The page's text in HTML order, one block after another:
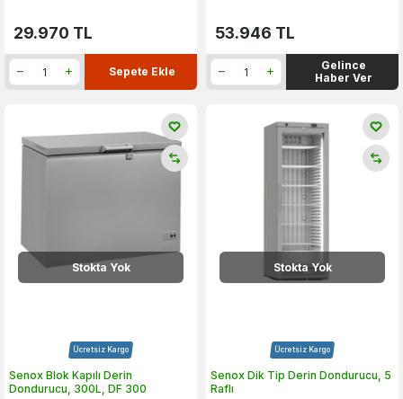
29.970 TL
Sepete Ekle
53.946 TL
Gelince
Haber Ver
Stokta Yok
Ücretsiz Kargo
Senox Blok Kapılı Derin
Dondurucu, 300L, DF 300
Stokta Yok
Ücretsiz Kargo
Senox Dik Tip Derin Dondurucu, 5
Raflı